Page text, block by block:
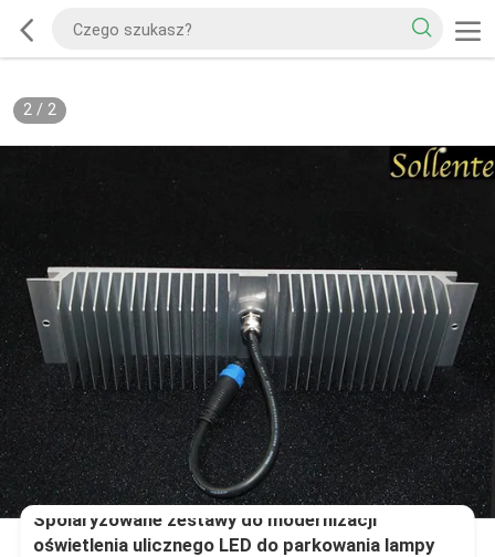
2/ 2
Spolaryzowane zestawy do modernizacji
oświetlenia ulicznego LED do parkowania lampy